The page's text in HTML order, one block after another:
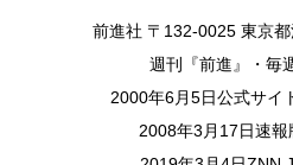
前進社 〒132-0025 東京
週刊『前進』・毎
2000年6月5日公式サイ
2008年3月17日速報